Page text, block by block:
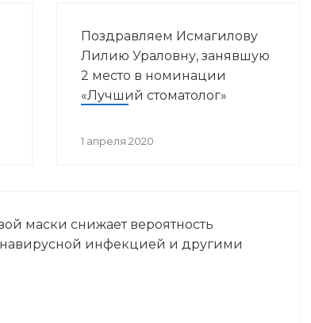
Поздравляем Исмагилову
Лилию Ураловну, занявшую
2 место в номинации
«Лучший стоматолог»
1 апреля 2020
маски снижает вероятность
инфекцией и другими